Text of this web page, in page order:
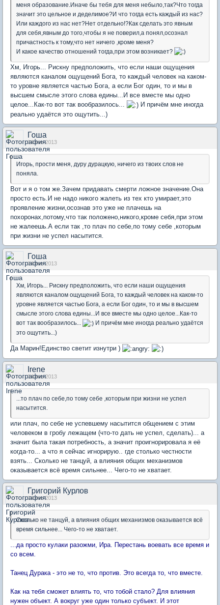
меня образование.Иначе бы тебя для меня небыло,так?Что тогда
значит это цельное и деделимое?И что тогда есть каждый из нас?
Или каждого из нас нет?Нет отдельно!?Как сделать это явным
для себя,явным до того,чтобы я не поверил,а понял,осознал
причастность к тому,что нет ничего ,кроме меня?
И какое качество отношений тогда,при этом возникает?
Хм, Игорь... Рискну предположить, что если наши ощущения
являются каналом ощущений Бога, то каждый человек на каком-
то уровне является частью Бога, а если Бог один, то и мы в
высшем смысле этого слова едины...И все вместе мы одно
целое...Как-то вот так вообразилось...
И причём мне иногда
реально удаётся это ощутить...)
Гоша
14 янв 2013
Игорь, прости меня, дуру дурацкую, ничего из твоих слов не
поняла.
Вот и я о том же.Зачем придавать смерти ложное значение.Она
просто есть.И не надо никого жалеть из тех кто умирает,это
проявление жизни,осознав это уже не плачешь на
похоронах,потому,что так положено,никого,кроме себя,при этом
не жалеешь.А если так ,то плач по себе,по тому себе ,которым
при жизни не успел насытится.
Гоша
14 янв 2013
Хм, Игорь... Рискну предположить, что если наши ощущения
являются каналом ощущений Бога, то каждый человек на каком-то
уровне является частью Бога, а если Бог один, то и мы в высшем
смысле этого слова едины...И все вместе мы одно целое...Как-то
вот так вообразилось...
И причём мне иногда реально удаётся
это ощутить...)
Да Марин!Единство светит изнутри )
Irene
14 янв 2013
...то плач по себе,по тому себе ,которым при жизни не успел
насытится.
или плач, по себе не успевшему насытится общением с этим
человеком в гробу лежащем (что-то дать не успел, сделать)... а
значит была такая потребность, а значит проигнорировала я её
когда-то... а что я сейчас игнорирую.. где столько честности
взять... Сколько не танцуй, а влияния общих механизмов
оказывается всё время сильнее... Чего-то не хватает.
Григорий Курлов
14 янв 2013
Сколько не танцуй, а влияния общих механизмов оказывается всё
время сильнее... Чего-то не хватает.
...да просто кулаки разожми, Ира. Перестань воевать все время и
со всем.
Танец Дурака - это не то, что против. Это всегда то, что вместе.
Как на тебя сможет влиять то, что тобой стало? Для влияния
нужен объект. А вокруг уже один только субъект. И этот